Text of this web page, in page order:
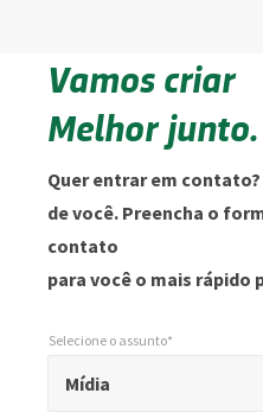
Vamos criar
Melhor junto.
Quer entrar em
de você. Preencha o
contato
para você o mais rápido
Mídia
Selecione o assunto*